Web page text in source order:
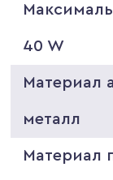
40 W
Материал
металл
Материал